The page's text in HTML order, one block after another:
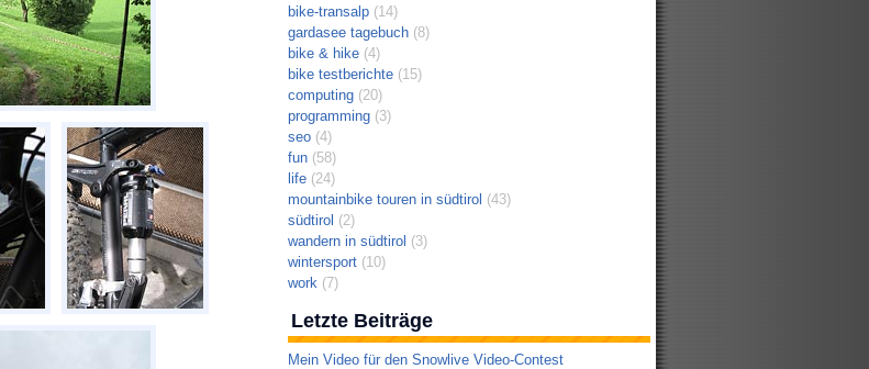
bike-transalp(14)
gardasee tagebuch(8)
bike & hike(4)
bike testberichte(15)
computing(20)
programming(3)
seo(4)
fun(58)
life(24)
mountainbike touren in südtirol (43)
südtirol (2)
wandern in südtirol (3)
wintersport(10)
work(7)
Letzte Beiträge
Mein Video für den Snowlive Video-Contest